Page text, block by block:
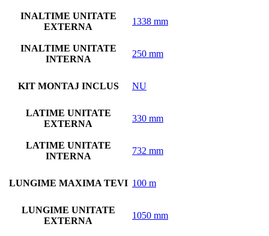
INALTIME UNITATE
EXTERNA
1338 mm
INALTIME UNITATE
INTERNA
250 mm
KIT MONTAJ INCLUS NU
LATIME UNITATE
EXTERNA
330 mm
LATIME UNITATE
INTERNA
732 mm
LUNGIME MAXIMA TEVI 100 m
LUNGIME UNITATE
EXTERNA
1050 mm